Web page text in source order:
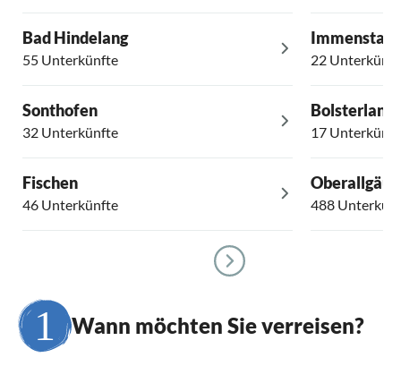
Bad Hindelang
55 Unterkünfte
Sonthofen
32 Unterkünfte
Fischen
46 Unterkünfte
Immenstadt
22
Bolsterlang
17
Oberallgäu
488
Wann möchten Sie verreisen?